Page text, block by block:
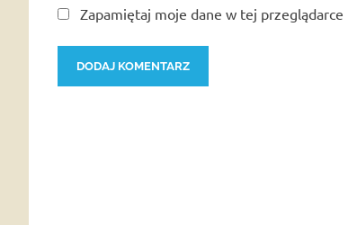
Zapamiętaj moje dane w tej